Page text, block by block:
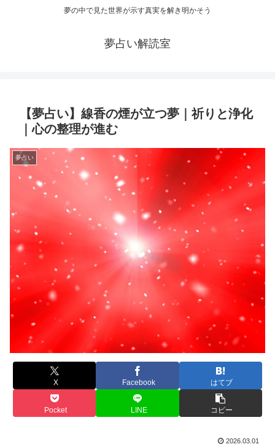
夢の中で見た世界が示す真実を解き明かそう
夢占い解読室
【夢占い】線香の煙が立つ夢｜祈りと浄化
｜心の整理が進む
夢占い
X Facebook はてブ
Pocket LINE コピー
2026.03.01